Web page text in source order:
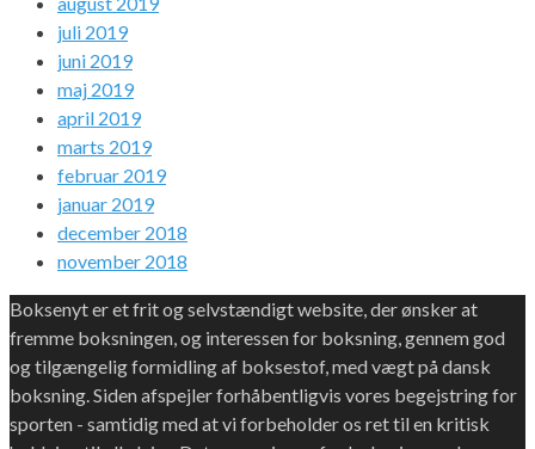
juli 2019
juni 2019
maj 2019
april 2019
marts 2019
februar 2019
januar 2019
december 2018
november 2018
Boksenyt er et frit og selvstændigt website, der ønsker at
fremme boksningen, og interessen for boksning, gennem god
og tilgængelig formidling af boksestof, med vægt på dansk
boksning. Siden afspejler forhåbentligvis vores begejstring for
sporten - samtidig med at vi forbeholder os ret til en kritisk